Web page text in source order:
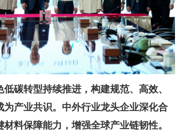
低碳转型持续推进，构建规范、高效、
为产业共识。中外行业龙头企业深化合
料保障能力，增强全球产业链韧性。